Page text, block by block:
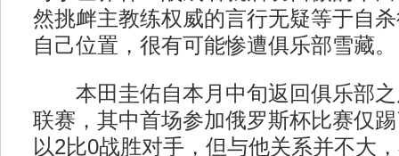
然挑衅主教练权威的言行无疑等于自
自己位置，很有可能惨遭俱乐部雪藏。
本田圭佑自本月中旬返回俱乐部之
联赛，其中首场参加俄罗斯杯比赛仅
以2比0战胜对手，但与他关系并不大